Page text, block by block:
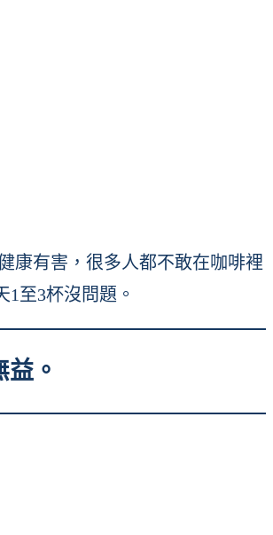
康有害，很多人都不敢在咖啡裡
至3杯沒問題。
。